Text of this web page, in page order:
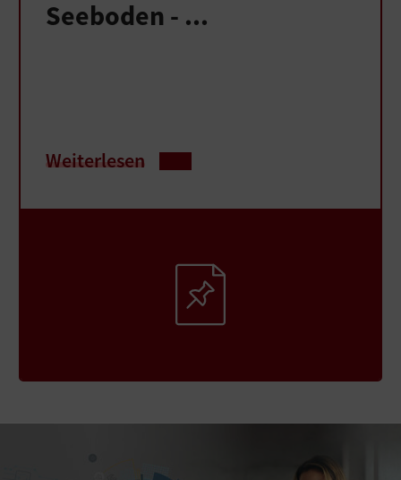
Seeboden - ...
Weiterlesen